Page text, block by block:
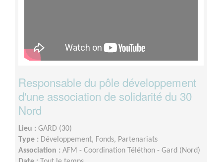
Responsable du pôle développement
d'une association de solidarité du 30
Nord
Lieu : GARD (30)
Type : Développement, Fonds, Partenariats
Association : AFM - Coordination Téléthon - Gard (Nord)